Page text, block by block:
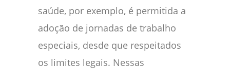
saúde, por exemplo, é permitida a
adoção de jornadas de trabalho
especiais, desde que respeitados
os limites legais. Nessas